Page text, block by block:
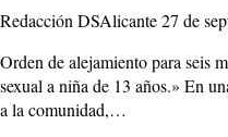
Redacción DSAlicante27 de
Orden de alejamiento para seis
sexual a niña de 13 años.» En
a la comunidad,…